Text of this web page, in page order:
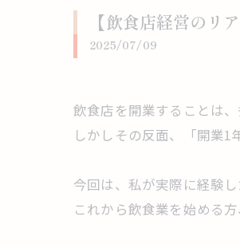
【飲食店経営のリ
2025/07/09
飲食店を開業することは
しかしその反面、「開業1
今回は、私が実際に経験
これから飲食業を始める